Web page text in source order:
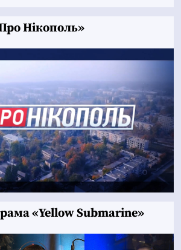
Нікополь»
«Yellow Submarine»